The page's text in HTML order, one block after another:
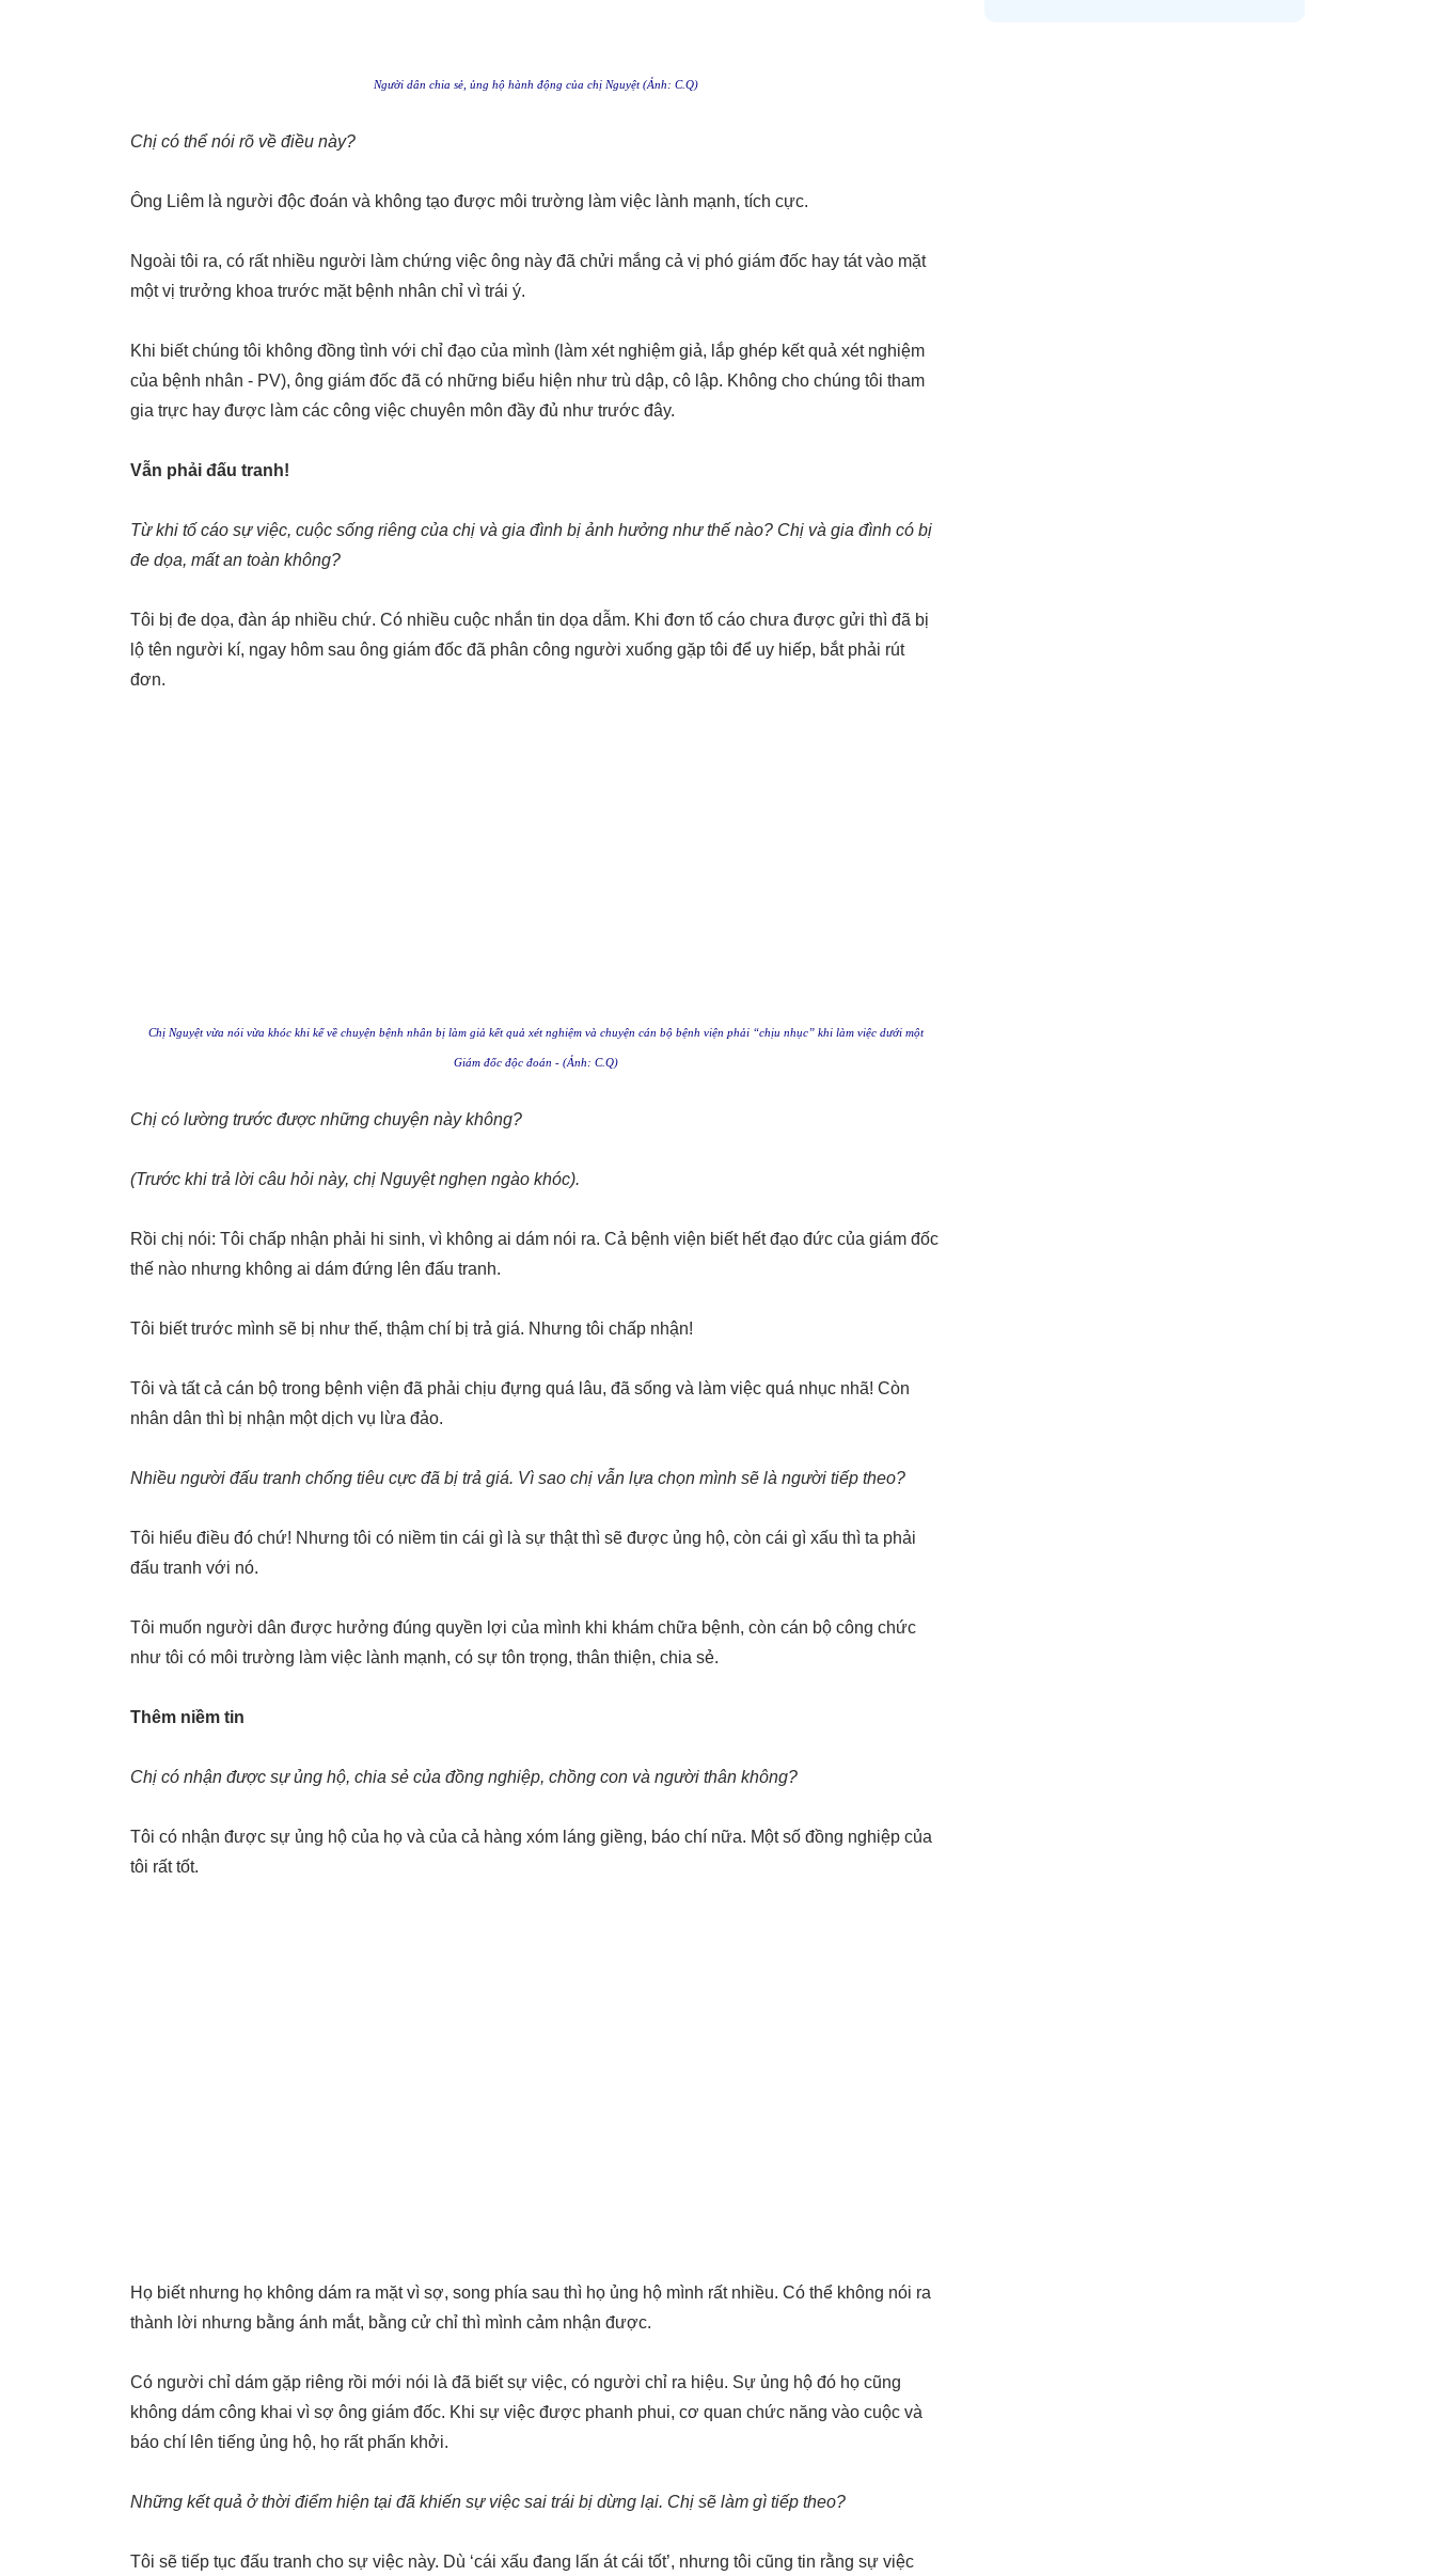
Người dân chia sẻ, ủng hộ hành động của chị Nguyệt (Ảnh: C.Q)
Chị có thể nói rõ về điều này?
Ông Liêm là người độc đoán và không tạo được môi trường làm việc lành mạnh, tích cực.
Ngoài tôi ra, có rất nhiều người làm chứng việc ông này đã chửi mắng cả vị phó giám đốc hay tát vào mặt
một vị trưởng khoa trước mặt bệnh nhân chỉ vì trái ý.
Khi biết chúng tôi không đồng tình với chỉ đạo của mình (làm xét nghiệm giả, lắp ghép kết quả xét nghiệm
của bệnh nhân - PV), ông giám đốc đã có những biểu hiện như trù dập, cô lập. Không cho chúng tôi tham
gia trực hay được làm các công việc chuyên môn đầy đủ như trước đây.
Vẫn phải đấu tranh!
Từ khi tố cáo sự việc, cuộc sống riêng của chị và gia đình bị ảnh hưởng như thế nào? Chị và gia đình có bị
đe dọa, mất an toàn không?
Tôi bị đe dọa, đàn áp nhiều chứ. Có nhiều cuộc nhắn tin dọa dẫm. Khi đơn tố cáo chưa được gửi thì đã bị
lộ tên người kí, ngay hôm sau ông giám đốc đã phân công người xuống gặp tôi để uy hiếp, bắt phải rút
đơn.
Chị Nguyệt vừa nói vừa khóc khi kể về chuyện bệnh nhân bị làm giả kết quả xét nghiệm và chuyện cán bộ bệnh viện phải “chịu nhục” khi làm việc dưới một
Giám đốc độc đoán - (Ảnh: C.Q)
Chị có lường trước được những chuyện này không?
(Trước khi trả lời câu hỏi này, chị Nguyệt nghẹn ngào khóc).
Rồi chị nói: Tôi chấp nhận phải hi sinh, vì không ai dám nói ra. Cả bệnh viện biết hết đạo đức của giám đốc
thế nào nhưng không ai dám đứng lên đấu tranh.
Tôi biết trước mình sẽ bị như thế, thậm chí bị trả giá. Nhưng tôi chấp nhận!
Tôi và tất cả cán bộ trong bệnh viện đã phải chịu đựng quá lâu, đã sống và làm việc quá nhục nhã! Còn
nhân dân thì bị nhận một dịch vụ lừa đảo.
Nhiều người đấu tranh chống tiêu cực đã bị trả giá. Vì sao chị vẫn lựa chọn mình sẽ là người tiếp theo?
Tôi hiểu điều đó chứ! Nhưng tôi có niềm tin cái gì là sự thật thì sẽ được ủng hộ, còn cái gì xấu thì ta phải
đấu tranh với nó.
Tôi muốn người dân được hưởng đúng quyền lợi của mình khi khám chữa bệnh, còn cán bộ công chức
như tôi có môi trường làm việc lành mạnh, có sự tôn trọng, thân thiện, chia sẻ.
Thêm niềm tin
Chị có nhận được sự ủng hộ, chia sẻ của đồng nghiệp, chồng con và người thân không?
Tôi có nhận được sự ủng hộ của họ và của cả hàng xóm láng giềng, báo chí nữa. Một số đồng nghiệp của
tôi rất tốt.
Họ biết nhưng họ không dám ra mặt vì sợ, song phía sau thì họ ủng hộ mình rất nhiều. Có thể không nói ra
thành lời nhưng bằng ánh mắt, bằng cử chỉ thì mình cảm nhận được.
Có người chỉ dám gặp riêng rồi mới nói là đã biết sự việc, có người chỉ ra hiệu. Sự ủng hộ đó họ cũng
không dám công khai vì sợ ông giám đốc. Khi sự việc được phanh phui, cơ quan chức năng vào cuộc và
báo chí lên tiếng ủng hộ, họ rất phấn khởi.
Những kết quả ở thời điểm hiện tại đã khiến sự việc sai trái bị dừng lại. Chị sẽ làm gì tiếp theo?
Tôi sẽ tiếp tục đấu tranh cho sự việc này. Dù ‘cái xấu đang lấn át cái tốt’, nhưng tôi cũng tin rằng sự việc